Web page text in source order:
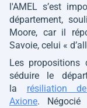
l'AMEL s’est
département,
Moore, car il
Savoie, celui «
Les propositions
séduire le
la résiliation
Axione. Négocié